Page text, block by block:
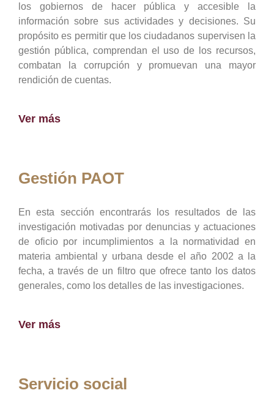
los gobiernos de hacer pública y accesible la
información sobre sus actividades y decisiones. Su
propósito es permitir que los ciudadanos supervisen la
gestión pública, comprendan el uso de los recursos,
combatan la corrupción y promuevan una mayor
rendición de cuentas.
Ver más
Gestión PAOT
En esta sección encontrarás los resultados de las
investigación motivadas por denuncias y actuaciones
de oficio por incumplimientos a la normatividad en
materia ambiental y urbana desde el año 2002 a la
fecha, a través de un filtro que ofrece tanto los datos
generales, como los detalles de las investigaciones.
Ver más
Servicio social